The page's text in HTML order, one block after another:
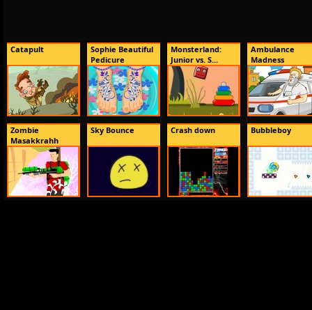
Catapult
Sophie Beautiful
Pedicure
Monsterland:
Junior vs. S...
Ambulance
Madness
Zombie
Masakkrahh
Sky Bounce Crash down Bubbleboy